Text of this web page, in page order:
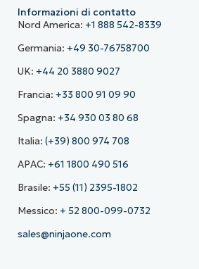
Informazioni di contatto
Nord America: +1 888 542-8339
Germania: +49 30-76758700
UK: +44 20 3880 9027
Francia: +33 800 91 09 90
Spagna: +34 930 03 80 68
Italia: (+39) 800 974 708
APAC: +61 1800 490 516
Brasile: +55 (11) 2395-1802
Messico: + 52 800-099-0732
sales@ninjaone.com